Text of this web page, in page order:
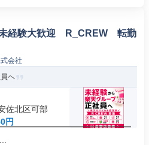
経験大歓迎 R_CREW 転勤
会社
へ
佐北区可部
円